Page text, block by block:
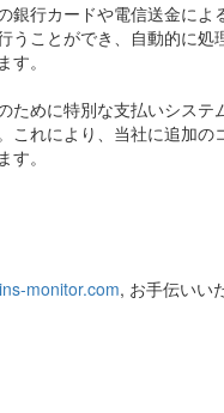
銀行カードや電信送金に
うことができ、自動的に
。
ために特別な支払いシス
これにより、当社に追加
。
monitor.com, お手伝いい